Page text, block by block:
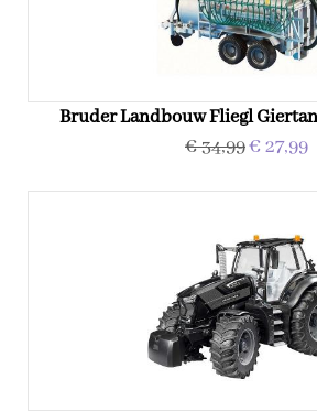
Bruder Landbouw Fliegl
€ 34,99€ 27,99